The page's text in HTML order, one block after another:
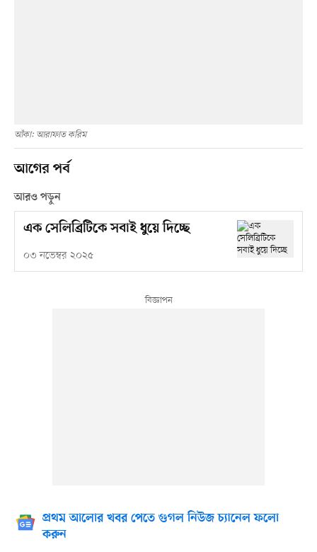
আঁকা: আরাফাত করিম
আগের পর্ব
আরও পড়ুন
এক সেলিব্রিটিকে সবাই ধুয়ে দিচ্ছে
০৩ নভেম্বর ২০২৫
প্রথম আলোর খবর পেতে গুগল নিউজ চ্যানেল ফলো
করুন